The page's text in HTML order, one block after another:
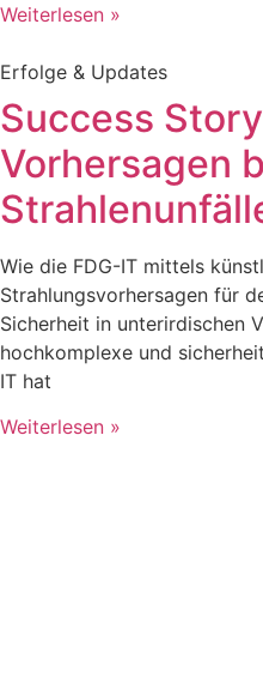
Weiterlesen »
Erfolge & Updates
Success
Vorhersagen
Wie die FDG-IT mittels
Strahlungsvorhersagen für
Sicherheit in unterirdischen
hochkomplexe und
IT hat
Weiterlesen »